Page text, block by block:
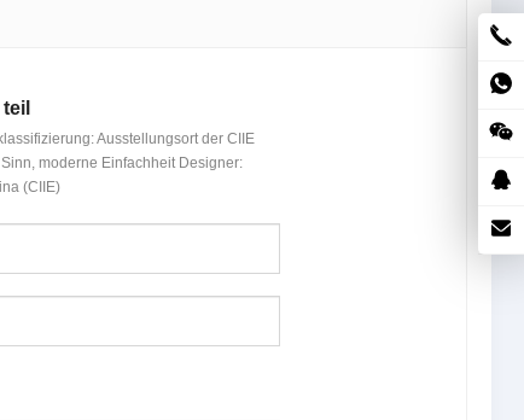
Ausstellungsort der CIIE
moderne Einfachheit Designer:
(CIIE)